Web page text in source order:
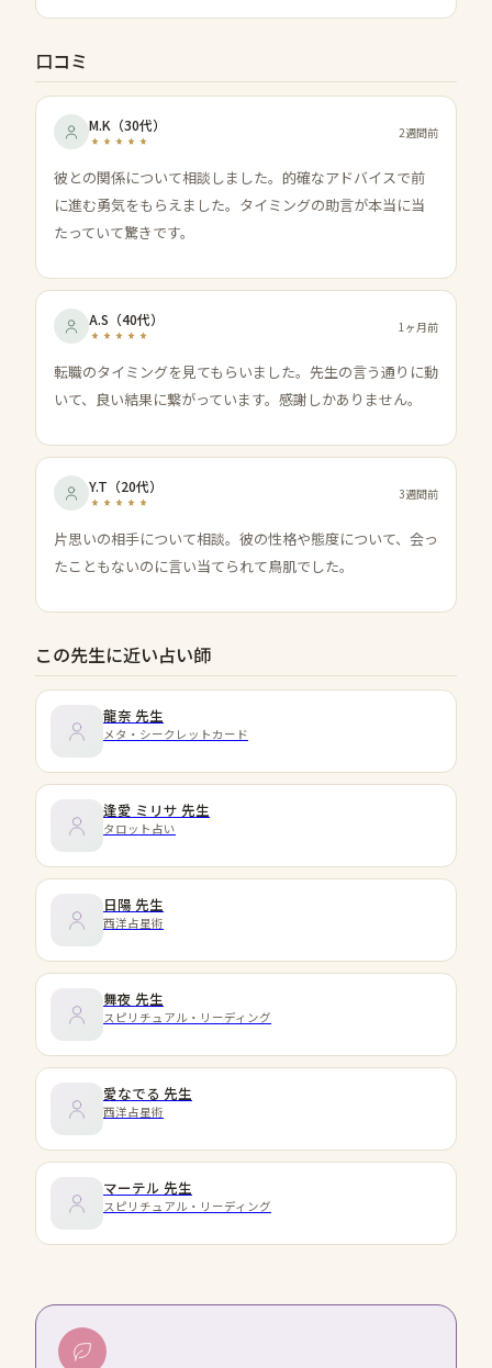
口コミ
M.K （30代） 2週間前
彼との関係について相談しました。的確なアドバイスで前
に進む勇気をもらえました。タイミングの助言が本当に当
たっていて驚きです。
A.S （40代） 1ヶ月前
転職のタイミングを見てもらいました。先生の言う通りに動
いて、良い結果に繋がっています。感謝しかありません。
Y.T （20代） 3週間前
片思いの相手について相談。彼の性格や態度について、会っ
たこともないのに言い当てられて鳥肌でした。
この先生に近い占い師
龍奈 先生
メタ・シークレットカード
逢愛 ミリサ 先生
タロット占い
日陽 先生
西洋占星術
舞夜 先生
スピリチュアル・リーディング
愛なでる 先生
西洋占星術
マーテル 先生
スピリチュアル・リーディング